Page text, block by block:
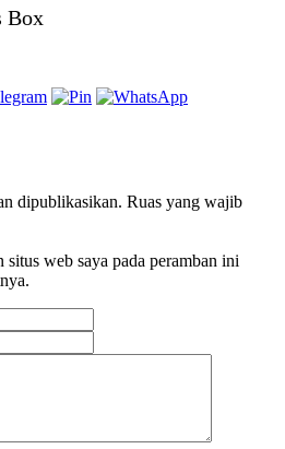
Box
dipublikasikan. Ruas yang wajib
situs web saya pada peramban ini